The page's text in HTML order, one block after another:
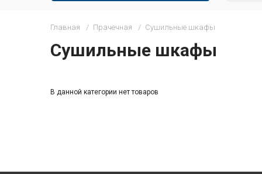
Главная / Прачечная / Сушильные шкафы
Сушильные шкафы
В данной категории нет товаров